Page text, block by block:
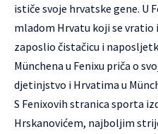
ističe svoje hrvatske gene. U
mladom Hrvatu koji se vratio
zaposlio čistačicu i
Münchena u Fenixu priča o
djetinjstvo i Hrvatima u
S Fenixovih stranica sporta
Hrskanovićem, najboljim